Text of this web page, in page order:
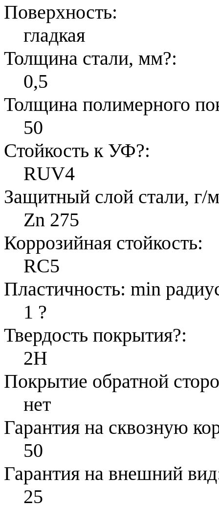
Поверхность:
гладкая
Толщина стали, мм?:
0,5
Толщина полимерного
50
Стойкость к УФ?:
RUV4
Защитный слой стали, г/
Zn 275
Коррозийная стойкость:
RC5
Пластичность: min
1 ?
Твердость покрытия?:
2H
Покрытие обратной
нет
Гарантия на сквозную
50
Гарантия на внешний
25